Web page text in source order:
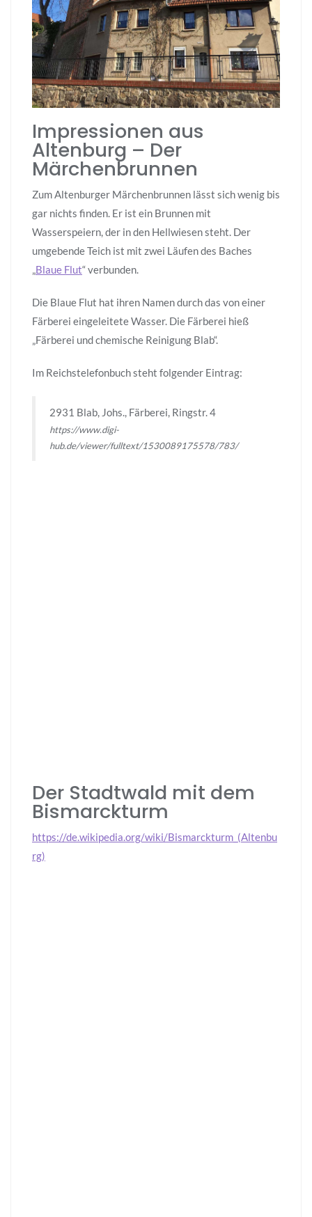
Impressionen aus
Altenburg – Der
Märchenbrunnen
Zum Altenburger Märchenbrunnen lässt sich wenig bis
gar nichts finden. Er ist ein Brunnen mit
Wasserspeiern, der in den Hellwiesen steht. Der
umgebende Teich ist mit zwei Läufen des Baches
„Blaue Flut“ verbunden.
Die Blaue Flut hat ihren Namen durch das von einer
Färberei eingeleitete Wasser. Die Färberei hieß
„Färberei und chemische Reinigung Blab“.
Im Reichstelefonbuch steht folgender Eintrag:
2931 Blab, Johs., Färberei, Ringstr. 4
https://www.digi-
hub.de/viewer/fulltext/1530089175578/783/
Der Stadtwald mit dem
Bismarckturm
https://de.wikipedia.org/wiki/Bismarckturm_(Altenbu
rg)